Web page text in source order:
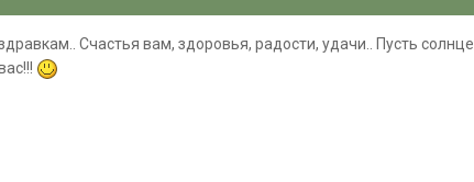
Счастья вам, здоровья, радости, удачи.. Пусть